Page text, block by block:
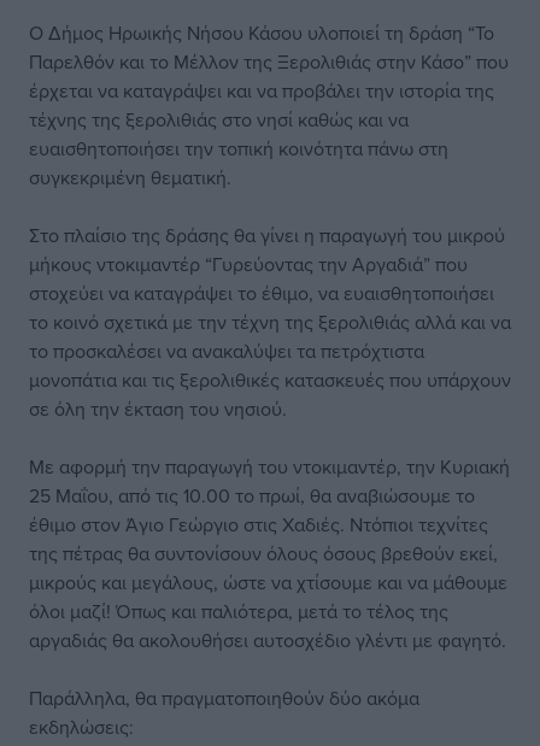
Ο Δήμος Ηρωικής Νήσου Κάσου υλοποιεί τη δράση “Το
Παρελθόν και το Μέλλον της Ξερολιθιάς στην Κάσο” που
έρχεται να καταγράψει και να προβάλει την ιστορία της
τέχνης της ξερολιθιάς στο νησί καθώς και να
ευαισθητοποιήσει την τοπική κοινότητα πάνω στη
συγκεκριμένη θεματική.
Στο πλαίσιο της δράσης θα γίνει η παραγωγή του μικρού
μήκους ντοκιμαντέρ “Γυρεύοντας την Αργαδιά” που
στοχεύει να καταγράψει το έθιμο, να ευαισθητοποιήσει
το κοινό σχετικά με την τέχνη της ξερολιθιάς αλλά και να
το προσκαλέσει να ανακαλύψει τα πετρόχτιστα
μονοπάτια και τις ξερολιθικές κατασκευές που υπάρχουν
σε όλη την έκταση του νησιού.
Με αφορμή την παραγωγή του ντοκιμαντέρ, την Κυριακή
25 Μαΐου, από τις 10.00 το πρωί, θα αναβιώσουμε το
έθιμο στον Άγιο Γεώργιο στις Χαδιές. Ντόπιοι τεχνίτες
της πέτρας θα συντονίσουν όλους όσους βρεθούν εκεί,
μικρούς και μεγάλους, ώστε να χτίσουμε και να μάθουμε
όλοι μαζί! Όπως και παλιότερα, μετά το τέλος της
αργαδιάς θα ακολουθήσει αυτοσχέδιο γλέντι με φαγητό.
Παράλληλα, θα πραγματοποιηθούν δύο ακόμα
εκδηλώσεις: